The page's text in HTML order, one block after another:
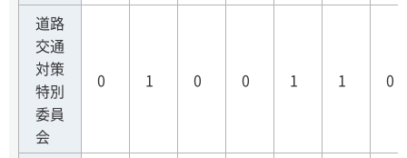
道路
交通
対策
特別
委員
会
0 1 0 0 1 1 0